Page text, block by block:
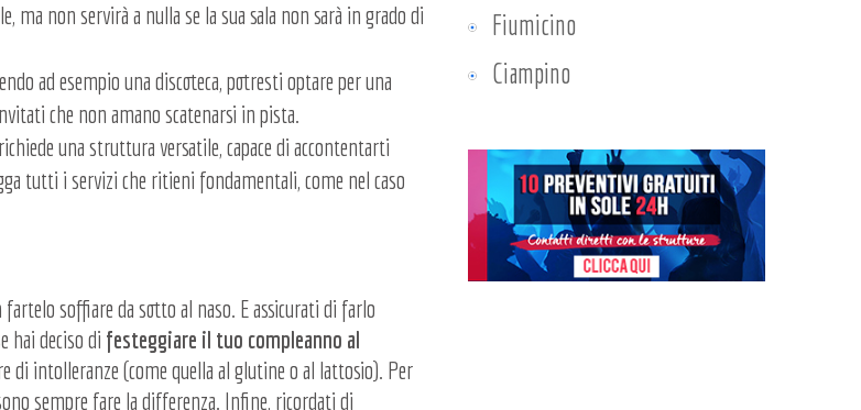
ma non servirà a nulla se la sua sala non sarà in grado di
ad esempio una discoteca, potresti optare per una
che non amano scatenarsi in pista.
una struttura versatile, capace di accontentarti
tutti i servizi che ritieni fondamentali, come nel caso
soffiare da sotto al naso. E assicurati di farlo
hai deciso di festeggiare il tuo compleanno al
di intolleranze (come quella al glutine o al lattosio). Per
sempre fare la differenza. Infine, ricordati di
Fiumicino
Ciampino